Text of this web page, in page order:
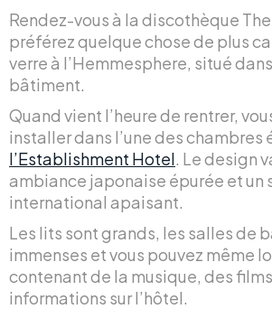
Rendez-vous à la discothèque The
préférez quelque chose de plus
verre à l’Hemmesphere, situé
bâtiment.
Quand vient l’heure de rentrer,
installer dans l’une des chambres
l’Establishment Hotel. Le design
ambiance japonaise épurée et un
international apaisant.
Les lits sont grands, les salles de
immenses et vous pouvez même
contenant de la musique, des
informations sur l’hôtel.